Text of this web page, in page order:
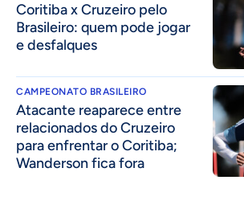
Coritiba x Cruzeiro pelo
Brasileiro: quem pode jogar
e desfalques
CAMPEONATO BRASILEIRO
Atacante reaparece entre
relacionados do Cruzeiro
para enfrentar o Coritiba;
Wanderson fica fora